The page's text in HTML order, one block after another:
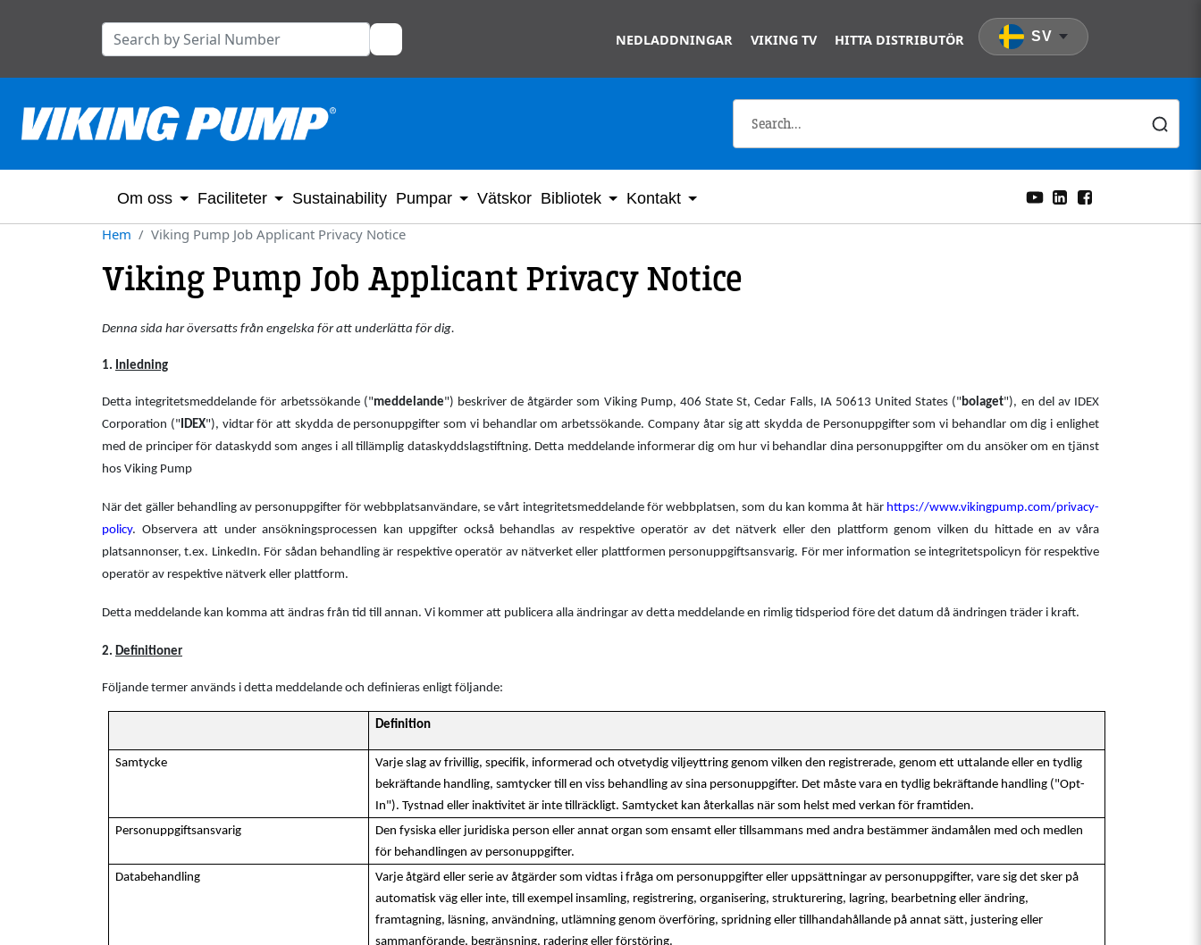
NEDLADDNINGAR VIKING TV HITTA DISTRIBUTÖR SV
Om oss Faciliteter Sustainability Pumpar Vätskor Bibliotek Kontakt
Hem Viking Pump Job Applicant Privacy Notice
Viking Pump Job Applicant Privacy Notice
Denna sida har översatts från engelska för att underlätta för dig.
1. Inledning
Detta integritetsmeddelande för arbetssökande ("meddelande") beskriver de åtgärder som Viking Pump, 406 State St, Cedar Falls, IA 50613 United States ("bolaget"), en del av IDEX
Corporation ("IDEX"), vidtar för att skydda de personuppgifter som vi behandlar om arbetssökande.Company åtar sig att skydda de Personuppgifter som vi behandlar om dig i enlighet
med de principer för dataskydd som anges i all tillämplig dataskyddslagstiftning. Detta meddelande informerar dig om hur vi behandlar dina personuppgifter om du ansöker om en tjänst
hos Viking Pump
När det gäller behandling av personuppgifter för webbplatsanvändare, se vårt integritetsmeddelande för webbplatsen, som du kan komma åt här https://www.vikingpump.com/privacy-
policy. Observera att under ansökningsprocessen kan uppgifter också behandlas av respektive operatör av det nätverk eller den plattform genom vilken du hittade en av våra
platsannonser, t.ex. LinkedIn. För sådan behandling är respektive operatör av nätverket eller plattformen personuppgiftsansvarig. För mer information se integritetspolicyn för respektive
operatör av respektive nätverk eller plattform.
Detta meddelande kan komma att ändras från tid till annan. Vi kommer att publicera alla ändringar av detta meddelande en rimlig tidsperiod före det datum då ändringen träder i kraft.
2. Definitioner
Följande termer används i detta meddelande och definieras enligt följande:
Definition
Samtycke
Varje slag av frivillig, specifik, informerad och otvetydig viljeyttring genom vilken den registrerade, genom ett uttalande eller en tydlig
bekräftande handling, samtycker till en viss behandling av sina personuppgifter. Det måste vara en tydlig bekräftande handling ("Opt-
In"). Tystnad eller inaktivitet är inte tillräckligt. Samtycket kan återkallas när som helst med verkan för framtiden.
Personuppgiftsansvarig
Den fysiska eller juridiska person eller annat organ som ensamt eller tillsammans med andra bestämmer ändamålen med och medlen
för behandlingen av personuppgifter.
Databehandling
Varje åtgärd eller serie av åtgärder som vidtas i fråga om personuppgifter eller uppsättningar av personuppgifter, vare sig det sker på
automatisk väg eller inte, till exempel insamling, registrering, organisering, strukturering, lagring, bearbetning eller ändring,
framtagning, läsning, användning, utlämning genom överföring, spridning eller tillhandahållande på annat sätt, justering eller
sammanförande, begränsning, radering eller förstöring.